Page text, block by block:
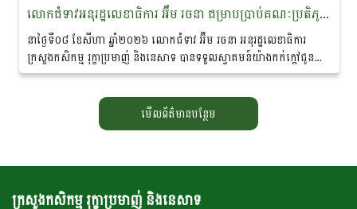
លោកជំទាវអនុរដ្ឋលេខាធិការ អ៊ឹម រចនា ជម្រាបប្រាប់គណៈប្រតិភូនាវាសន្តិភាពមេគង្គ-ឡានឆាង ថា៖ «សន្តិភាព ជាគ្រឹះដ៏សំខាន់នៃការអភិរក្សសត្វផ្សោតនៅកម្ពុជា»
នាថ្ងៃទី០៨ ខែសីហា ឆ្នាំ២០២៦ លោកជំទាវ អ៊ឹម រចនា អនុរដ្ឋលេខាធិការ
ក្រសួងកសិកម្ម រុក្ខាប្រមាញ់ និងនេសាទ បានទទួលស្វាគមន៍យ៉ាងកក់ក្តៅជូន
ចំពោះគណៈប្រតិភូ នៃ «គម្រោងនាវាសន្តិភាពមេគង្គ-ឡានឆាង...
មើលព័ត៌មានបន្ថែម
ក្រសួងកសិកម្ម រុក្ខាប្រមាញ់ និងនេសាទ